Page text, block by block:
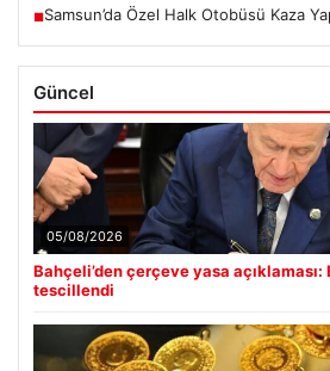
■Samsun’da Özel Halk Otobüsü Kaza
Güncel
05/08/2026
Bahçeli’den çerçeve yasa
tescillendi